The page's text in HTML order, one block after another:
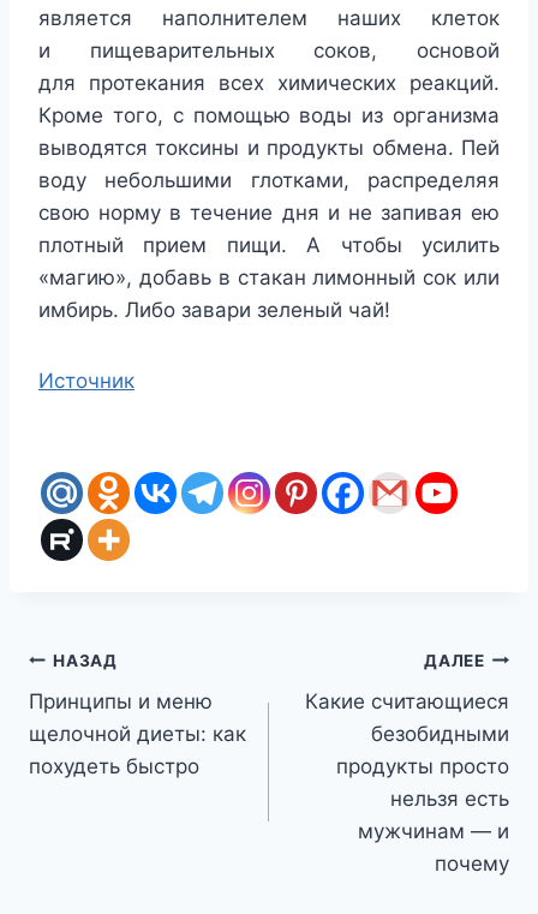
является наполнителем наших клеток
и пищеварительных соков, основой
для протекания всех химических реакций.
Кроме того, с помощью воды из организма
выводятся токсины и продукты обмена. Пей
воду небольшими глотками, распределяя
свою норму в течение дня и не запивая ею
плотный прием пищи. А чтобы усилить
«магию», добавь в стакан лимонный сок или
имбирь. Либо завари зеленый чай!
Источник
Навигация
по
записям
НАЗАД
Принципы и меню
щелочной диеты: как
похудеть быстро
ДАЛЕЕ
Какие считающиеся
безобидными
продукты просто
нельзя есть
мужчинам — и
почему